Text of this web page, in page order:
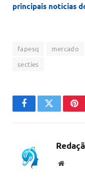
principais notícias
fapesq mercado
secties
FacebookTwitter
Website